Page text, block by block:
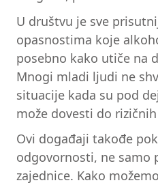
U društvu je sve
opasnostima koje
posebno kako utiče na
Mnogi mladi ljudi ne
situacije kada su pod
može dovesti do
Ovi događaji takođe
odgovornosti, ne samo
zajednice. Kako